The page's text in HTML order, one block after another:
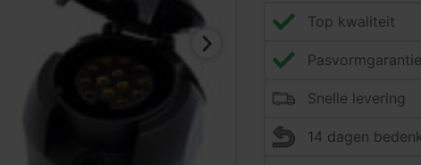
Top kwaliteit
Pasvormgarantie
Snelle levering
14 dagen